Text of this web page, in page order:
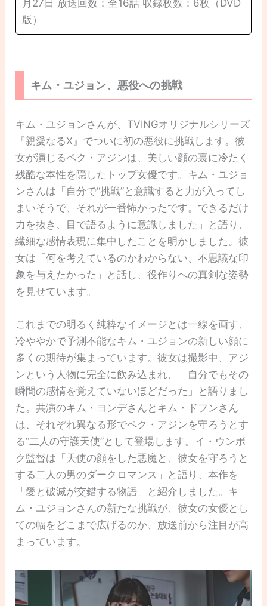
月27日 放送回数：全16話 収録枚数：6枚（DVD
版）
キム・ユジョン、悪役への挑戦
キム・ユジョンさんが、TVINGオリジナルシリーズ
『親愛なるX』でついに初の悪役に挑戦します。彼
女が演じるペク・アジンは、美しい顔の裏に冷たく
残酷な本性を隠したトップ女優です。キム・ユジョ
ンさんは「自分で“挑戦”と意識すると力が入ってし
まいそうで、それが一番怖かったです。できるだけ
力を抜き、目で語るように意識しました」と語り、
繊細な感情表現に集中したことを明かしました。彼
女は「何を考えているのかわからない、不思議な印
象を与えたかった」と話し、役作りへの真剣な姿勢
を見せています。
これまでの明るく純粋なイメージとは一線を画す、
冷ややかで予測不能なキム・ユジョンの新しい顔に
多くの期待が集まっています。彼女は撮影中、アジ
ンという人物に完全に飲み込まれ、「自分でもその
瞬間の感情を覚えていないほどだった」と語りまし
た。共演のキム・ヨンデさんとキム・ドフンさん
は、それぞれ異なる形でペク・アジンを守ろうとす
る“二人の守護天使”として登場します。イ・ウンボ
ク監督は「天使の顔をした悪魔と、彼女を守ろうと
する二人の男のダークロマンス」と語り、本作を
「愛と破滅が交錯する物語」と紹介しました。キ
ム・ユジョンさんの新たな挑戦が、彼女の女優とし
ての幅をどこまで広げるのか、放送前から注目が高
まっています。